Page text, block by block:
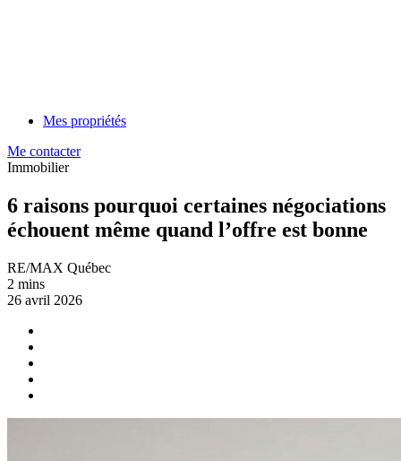
Mes propriétés
Me contacter
Immobilier
6 raisons pourquoi certaines négociations
échouent même quand l’offre est bonne
RE/MAX Québec
2 mins
26 avril 2026